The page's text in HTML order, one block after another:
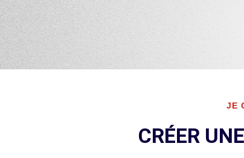
JE
CRÉER